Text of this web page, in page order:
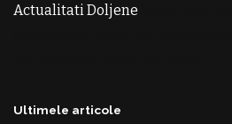
Actualitati Doljene
Ultimele articole